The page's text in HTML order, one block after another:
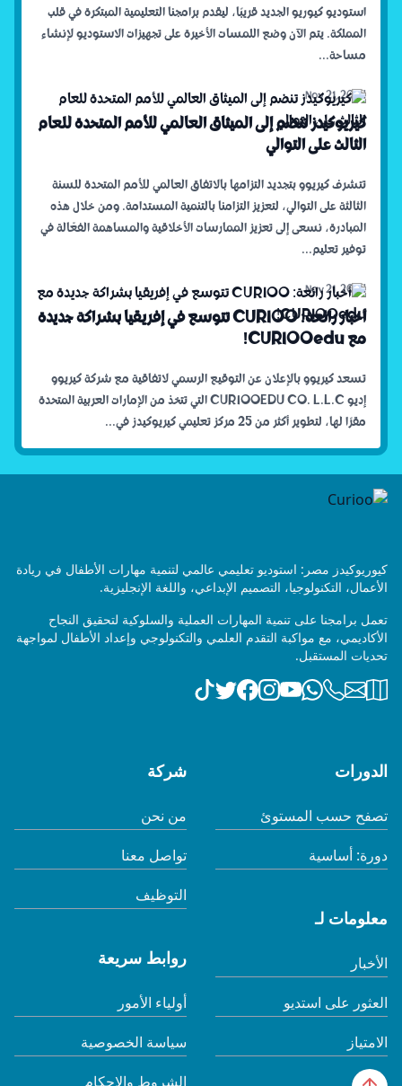
استوديو كيوريو الجديد قريبًا، ليقدم برامجنا التعليمية المبتكرة في قلب
المملكة. يتم الآن وضع اللمسات الأخيرة على تجهيزات الاستوديو لإنشاء
مساحة...
Nov 21, 2024
كيريوكيدز تنضم إلى الميثاق العالمي للأمم المتحدة للعام
الثالث على التوالي
تتشرف كيريوو بتجديد التزامها بالاتفاق العالمي للأمم المتحدة للسنة
الثالثة على التوالي، لتعزيز التزامنا بالتنمية المستدامة. ومن خلال هذه
المبادرة، نسعى إلى تعزيز الممارسات الأخلاقية والمساهمة الفعّالة في
توفير تعليم...
Nov 21, 2024
أخبار رائعة: CURIOO تتوسع في إفريقيا بشراكة جديدة
مع CURIOOedu!
تسعد كيريوو بالإعلان عن التوقيع الرسمي لاتفاقية مع شركة كيريوو
إديو CURIOOEDU CO. L.L.C التي تتخذ من الإمارات العربية المتحدة
مقرًا لها، لتطوير أكثر من 25 مركز تعليمي كيريوكيدز في...
كيوريوكيدز مصر: استوديو تعليمي عالمي لتنمية مهارات الأطفال في ريادة
الأعمال، التكنولوجيا، التصميم الإبداعي، واللغة الإنجليزية.
تعمل برامجنا على تنمية المهارات العملية والسلوكية لتحقيق النجاح
الأكاديمي، مع مواكبة التقدم العلمي والتكنولوجي وإعداد الأطفال لمواجهة
تحديات المستقبل.
الدورات
تصفح حسب المستوئ
دورة: أساسية
معلومات لـ
الأخبار
العثور على استديو
الامتياز
شركة
من نحن
تواصل معنا
التوظيف
روابط سريعة
أولياء الأمور
سياسة الخصوصية
الشروط والاحكام